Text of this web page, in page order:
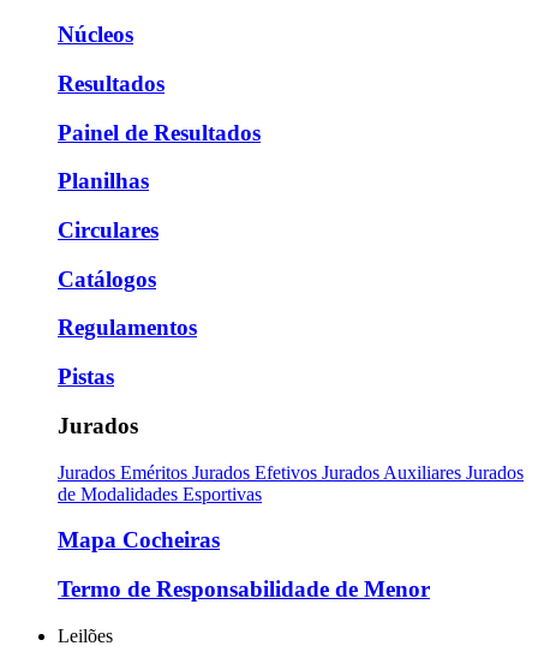
Núcleos
Resultados
Painel de Resultados
Planilhas
Circulares
Catálogos
Regulamentos
Pistas
Jurados
Jurados Eméritos Jurados Efetivos Jurados Auxiliares Jurados
de Modalidades Esportivas
Mapa Cocheiras
Termo de Responsabilidade de Menor
Leilões